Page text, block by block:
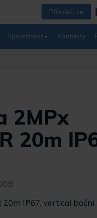
Přihlásit se
Společnost Kontakty
2MPx
20m
IP67, vertical boční